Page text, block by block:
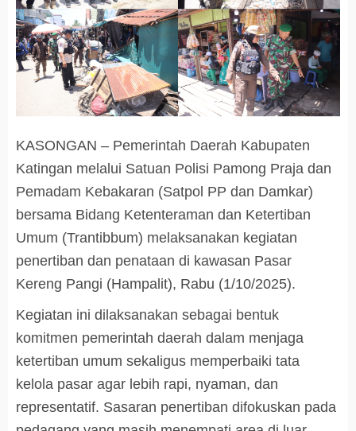
KASONGAN – Pemerintah Daerah Kabupaten
Katingan melalui Satuan Polisi Pamong Praja dan
Pemadam Kebakaran (Satpol PP dan Damkar)
bersama Bidang Ketenteraman dan Ketertiban
Umum (Trantibbum) melaksanakan kegiatan
penertiban dan penataan di kawasan Pasar
Kereng Pangi (Hampalit), Rabu (1/10/2025).
Kegiatan ini dilaksanakan sebagai bentuk
komitmen pemerintah daerah dalam menjaga
ketertiban umum sekaligus memperbaiki tata
kelola pasar agar lebih rapi, nyaman, dan
representatif. Sasaran penertiban difokuskan pada